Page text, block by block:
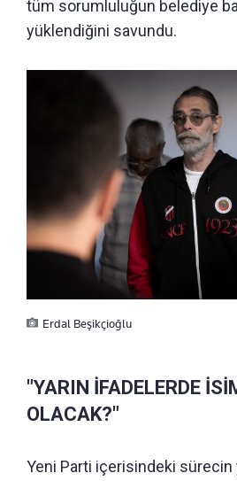
tüm sorumluluğun belediye
yüklendiğini savundu.
Erdal Beşikçioğlu
"YARIN İFADELERDE
OLACAK?"
Yeni Parti içerisindeki